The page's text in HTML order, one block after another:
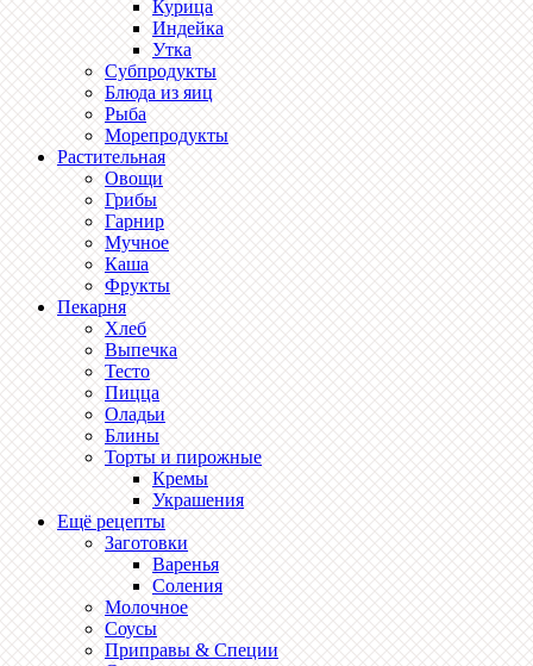
Курица
Индейка
Утка
Субпродукты
Блюда из яиц
Рыба
Морепродукты
Растительная
Овощи
Грибы
Гарнир
Мучное
Каша
Фрукты
Пекарня
Хлеб
Выпечка
Тесто
Пицца
Оладьи
Блины
Торты и пирожные
Кремы
Украшения
Ещё рецепты
Заготовки
Варенья
Соления
Молочное
Соусы
Приправы & Специи